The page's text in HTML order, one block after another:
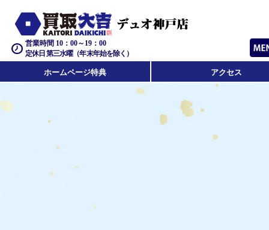
営業時間 10：00～19：00
定休日 第三水曜（年末年始を除く）
ホームページ特典 アクセス